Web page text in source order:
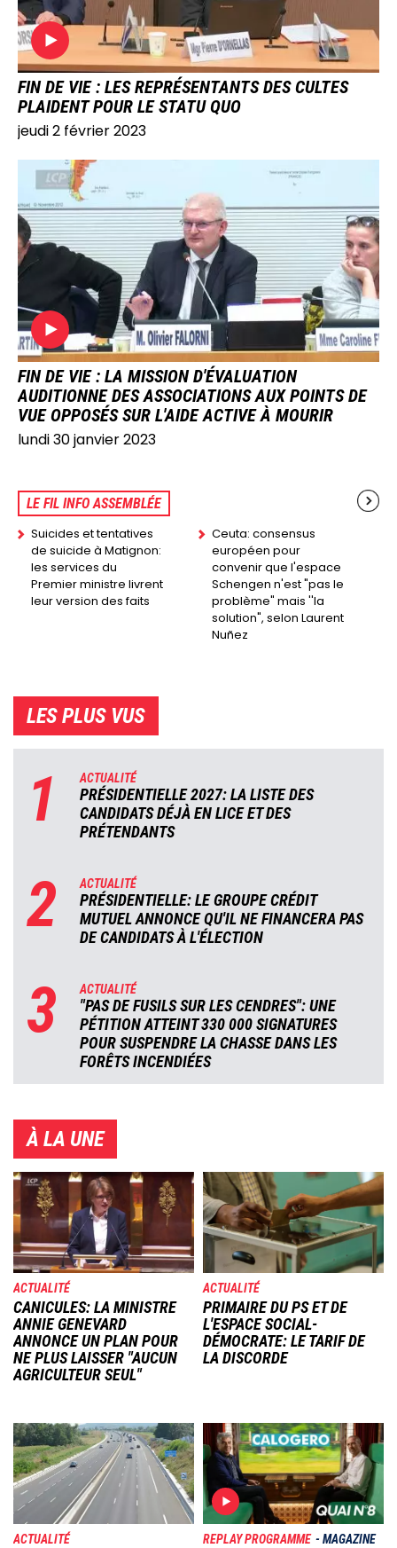
FIN DE VIE : LES REPRÉSENTANTS DES CULTES
PLAIDENT POUR LE STATU QUO
jeudi 2 février 2023
IMAGE
FIN DE VIE : LA MISSION D'ÉVALUATION
AUDITIONNE DES ASSOCIATIONS AUX POINTS DE
VUE OPPOSÉS SUR L'AIDE ACTIVE À MOURIR
lundi 30 janvier 2023
LE FIL INFO ASSEMBLÉE
Suicides et tentatives
de suicide à Matignon:
les services du
Premier ministre livrent
leur version des faits
Ceuta: consensus
européen pour
convenir que l'espace
Schengen n'est "pas le
problème" mais ''la
solution", selon Laurent
Nuñez
LES PLUS VUS
1 ACTUALITÉ
PRÉSIDENTIELLE 2027: LA LISTE DES
CANDIDATS DÉJÀ EN LICE ET DES
PRÉTENDANTS
2 ACTUALITÉ
PRÉSIDENTIELLE: LE GROUPE CRÉDIT
MUTUEL ANNONCE QU'IL NE FINANCERA PAS
DE CANDIDATS À L'ÉLECTION
3 ACTUALITÉ
"PAS DE FUSILS SUR LES CENDRES": UNE
PÉTITION ATTEINT 330 000 SIGNATURES
POUR SUSPENDRE LA CHASSE DANS LES
FORÊTS INCENDIÉES
À LA UNE
Image
ACTUALITÉ
CANICULES: LA MINISTRE
ANNIE GENEVARD
ANNONCE UN PLAN POUR
NE PLUS LAISSER "AUCUN
AGRICULTEUR SEUL"
Image
ACTUALITÉ
PRIMAIRE DU PS ET DE
L'ESPACE SOCIAL-
DÉMOCRATE: LE TARIF DE
LA DISCORDE
Image
ACTUALITÉ
Image
REPLAY PROGRAMME MAGAZINE